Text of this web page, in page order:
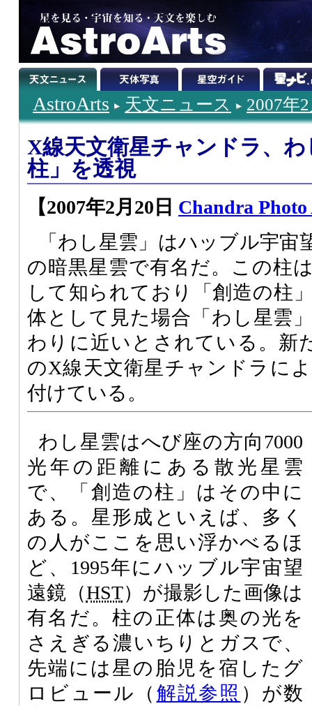
AstroArts 天文ニュース 2007年
X線天文衛星チャンドラ、
柱」を透視
【2007年2月20日 Chandra
「わし星雲」はハッブル宇宙
の暗黒星雲で有名だ。この柱
して知られており「創造の柱
体として見た場合「わし星雲
わりに近いとされている。新
のX線天文衛星チャンドラに
付けている。
わし星雲はへび座の方向7000
光年の距離にある散光星雲
で、「創造の柱」はその中に
ある。星形成といえば、多く
の人がここを思い浮かべるほ
ど、1995年にハッブル宇宙望
遠鏡（HST）が撮影した画像は
有名だ。柱の正体は奥の光を
さえぎる濃いちりとガスで、
先端には星の胎児を宿したグ
ロビュール（ 解説参照 ）が数